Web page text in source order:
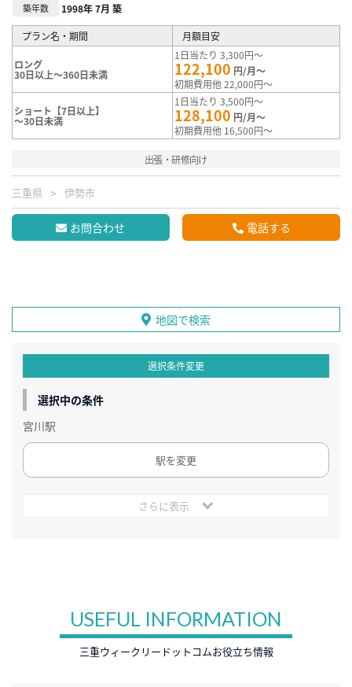
築年数 1998年 7月 築
プラン名・期間 月額目安
ロング
30日以上～360日未満
1日当たり 3,300円～
122,100 円/月～
初期費用他 22,000円～
ショート【7日以上】
～30日未満
1日当たり 3,500円～
128,100 円/月～
初期費用他 16,500円～
出張・研修向け
三重県 伊勢市
お問合わせ 電話する
地図で検索
選択条件変更
選択中の条件
宮川駅
駅を変更
さらに表示
USEFUL INFORMATION
三重ウィークリードットコムお役立ち情報